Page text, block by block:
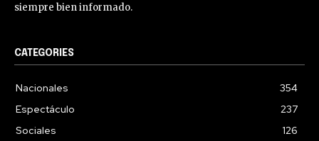
siempre bien informado.
CATEGORIES
Nacionales
354
Espectáculo
237
Sociales
126